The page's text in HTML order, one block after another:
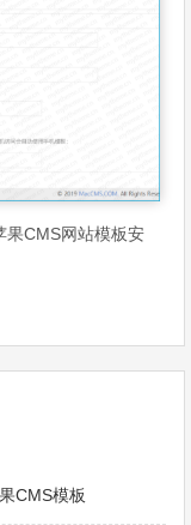
果CMS网站模板安
CMS模板